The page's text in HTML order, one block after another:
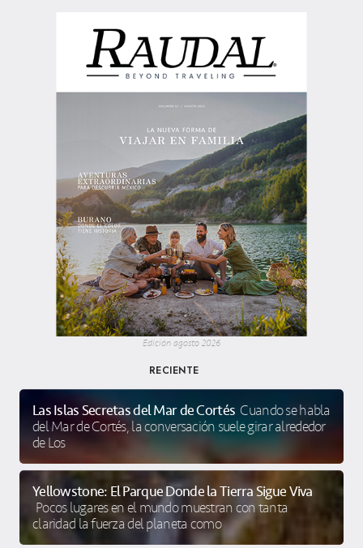
Edición agosto 2026
RECIENTE
Las Islas Secretas del Mar de Cortés Cuando se habla
del Mar de Cortés, la conversación suele girar alrededor
de Los
Yellowstone: El Parque Donde la Tierra Sigue Viva
Pocos lugares en el mundo muestran con tanta
claridad la fuerza del planeta como